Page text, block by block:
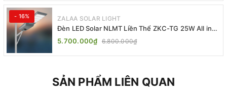
- 16% ZALAA SOLAR LIGHT
Đèn LED Solar NLMT Liền Thể ZKC-TG 25W All in
One | ZALAA Street Light
5.700.000₫ 6.800.000₫
SẢN PHẨM LIÊN QUAN